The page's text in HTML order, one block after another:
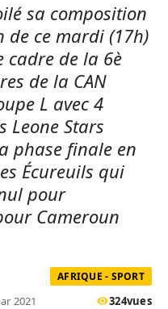
sa composition
ce mardi (17h)
cadre de la 6è
de la CAN
L avec 4
Leone Stars
phase finale en
Écureuils qui
pour
Cameroun
AFRIQUE - SPORT
2021 324vues